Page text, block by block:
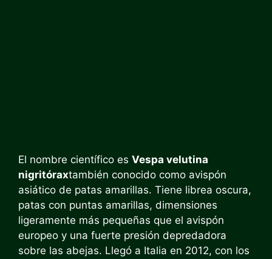
El nombre científico es Vespa velutina
nigritóraxtambién conocido como avispón
asiático de patas amarillas. Tiene librea oscura,
patas con puntas amarillas, dimensiones
ligeramente más pequeñas que el avispón
europeo y una fuerte presión depredadora
sobre las abejas. Llegó a Italia en 2012, con los